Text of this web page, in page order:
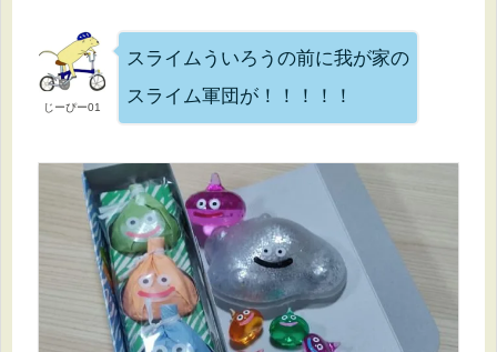
じーぴー01
スライムういろうの前に我が家の
スライム軍団が！！！！！